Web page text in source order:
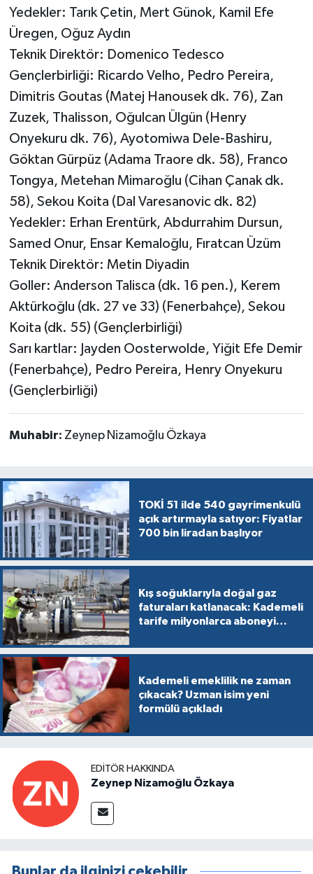
Yedekler: Tarık Çetin, Mert Günok, Kamil Efe
Üregen, Oğuz Aydın
Teknik Direktör: Domenico Tedesco
Gençlerbirliği: Ricardo Velho, Pedro Pereira,
Dimitris Goutas (Matej Hanousek dk. 76), Zan
Zuzek, Thalisson, Oğulcan Ülgün (Henry
Onyekuru dk. 76), Ayotomiwa Dele-Bashiru,
Göktan Gürpüz (Adama Traore dk. 58), Franco
Tongya, Metehan Mimaroğlu (Cihan Çanak dk.
58), Sekou Koita (Dal Varesanovic dk. 82)
Yedekler: Erhan Erentürk, Abdurrahim Dursun,
Samed Onur, Ensar Kemaloğlu, Fıratcan Üzüm
Teknik Direktör: Metin Diyadin
Goller: Anderson Talisca (dk. 16 pen.), Kerem
Aktürkoğlu (dk. 27 ve 33) (Fenerbahçe), Sekou
Koita (dk. 55) (Gençlerbirliği)
Sarı kartlar: Jayden Oosterwolde, Yiğit Efe Demir
(Fenerbahçe), Pedro Pereira, Henry Onyekuru
(Gençlerbirliği)
Muhabir: Zeynep Nizamoğlu Özkaya
TOKİ 51 ilde 540 gayrimenkulü
açık artırmayla satıyor: Fiyatlar
700 bin liradan başlıyor
Kış soğuklarıyla doğal gaz
faturaları katlanacak: Kademeli
tarife milyonlarca aboneyi
Kademeli emeklilik ne zaman
çıkacak? Uzman isim yeni
formülü açıkladı
EDITÖR HAKKINDA
Zeynep Nizamoğlu Özkaya